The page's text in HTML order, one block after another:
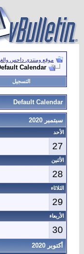
موقع ومنتدى داحس
Calendar
التسجيل
Default Calendar
سبتمبر 2020
الأحد
27
الأثنين
28
الثلاثاء
29
الأربعاء
30
أكتوبر 2020